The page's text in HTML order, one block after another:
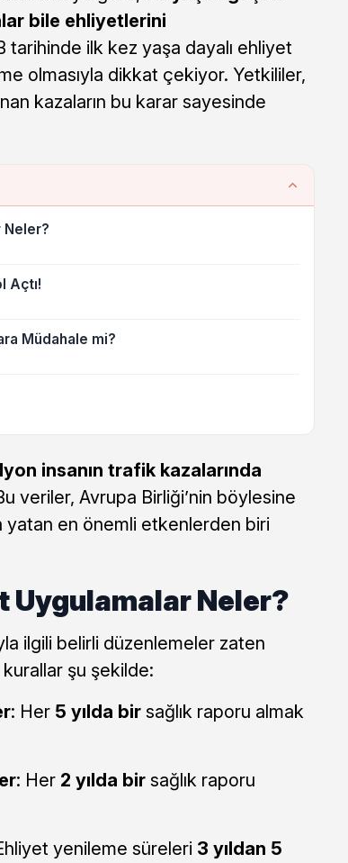
bile ehliyetlerini
tarihinde ilk kez yaşa dayalı ehliyet
olmasıyla dikkat çekiyor. Yetkililer,
kazaların bu karar sayesinde
Neler?
Açtı!
Müdahale mi?
insanın trafik kazalarında
veriler, Avrupa Birliği’nin böylesine
yatan en önemli etkenlerden biri
Uygulamalar Neler?
ilgili belirli düzenlemeler zaten
şu şekilde:
: Her 5 yılda birsağlık raporu almak
: Her 2 yılda birsağlık raporu
yenileme süreleri 3 yıldan 5